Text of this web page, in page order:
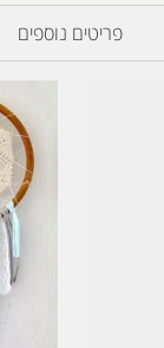
פריטים נוספים